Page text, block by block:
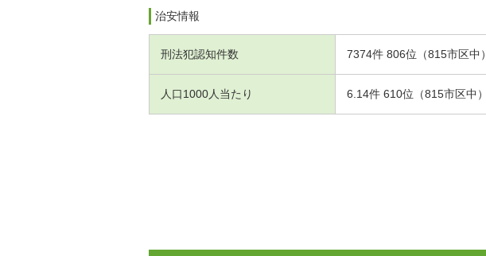
治安情報
刑法犯認知件数 7374件 806位（815市区中）
人口1000人当たり 6.14件 610位（815市区中）